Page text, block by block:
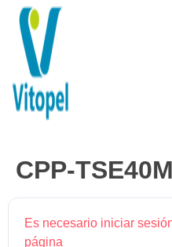
CPP-
Es necesario iniciar
página